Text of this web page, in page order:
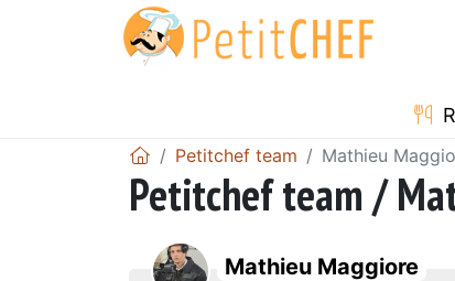
Petitchef team Mathieu
Petitchef team /
Mathieu Maggiore